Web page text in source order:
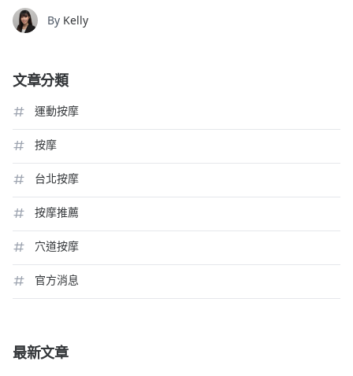
By Kelly
文章分類
運動按摩
按摩
台北按摩
按摩推薦
穴道按摩
官方消息
最新文章